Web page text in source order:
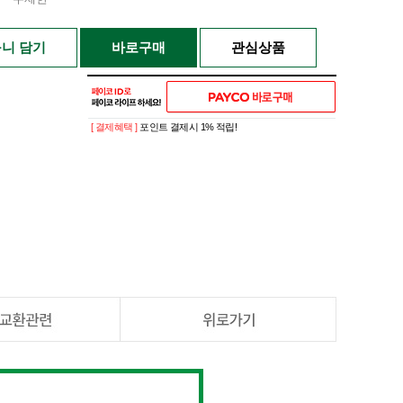
담기 바로구매 관심상품
[ 결제혜택 ] 포인트 결제시 1% 적립!